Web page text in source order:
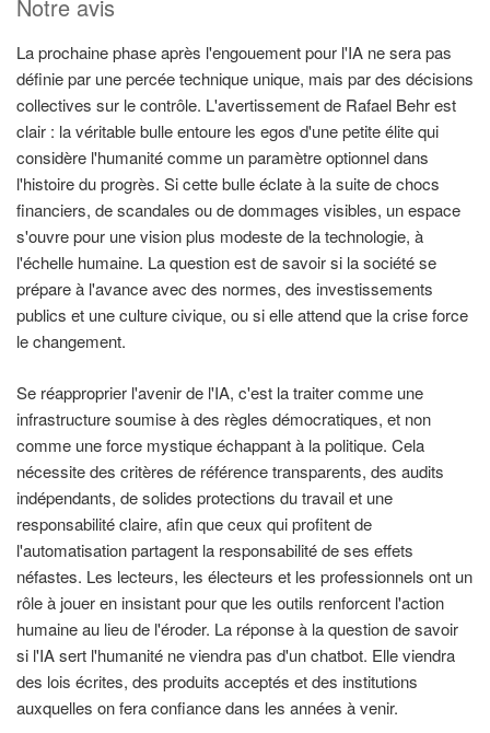
Notre avis
La prochaine phase après l'engouement pour l'IA ne sera pas
définie par une percée technique unique, mais par des décisions
collectives sur le contrôle. L'avertissement de Rafael Behr est
clair : la véritable bulle entoure les egos d'une petite élite qui
considère l'humanité comme un paramètre optionnel dans
l'histoire du progrès. Si cette bulle éclate à la suite de chocs
financiers, de scandales ou de dommages visibles, un espace
s'ouvre pour une vision plus modeste de la technologie, à
l'échelle humaine. La question est de savoir si la société se
prépare à l'avance avec des normes, des investissements
publics et une culture civique, ou si elle attend que la crise force
le changement.
Se réapproprier l'avenir de l'IA, c'est la traiter comme une
infrastructure soumise à des règles démocratiques, et non
comme une force mystique échappant à la politique. Cela
nécessite des critères de référence transparents, des audits
indépendants, de solides protections du travail et une
responsabilité claire, afin que ceux qui profitent de
l'automatisation partagent la responsabilité de ses effets
néfastes. Les lecteurs, les électeurs et les professionnels ont un
rôle à jouer en insistant pour que les outils renforcent l'action
humaine au lieu de l'éroder. La réponse à la question de savoir
si l'IA sert l'humanité ne viendra pas d'un chatbot. Elle viendra
des lois écrites, des produits acceptés et des institutions
auxquelles on fera confiance dans les années à venir.